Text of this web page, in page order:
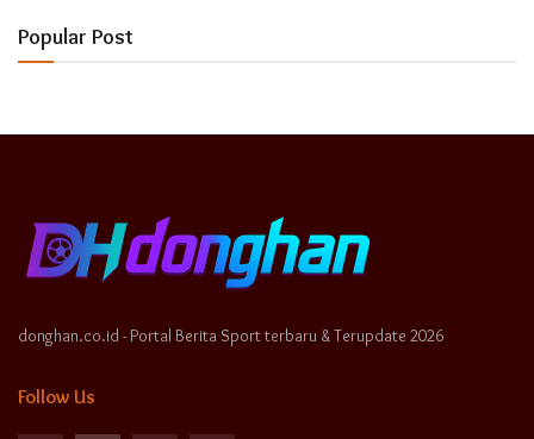
Popular Post
donghan.co.id - Portal Berita Sport terbaru & Terupdate 2026
Follow Us